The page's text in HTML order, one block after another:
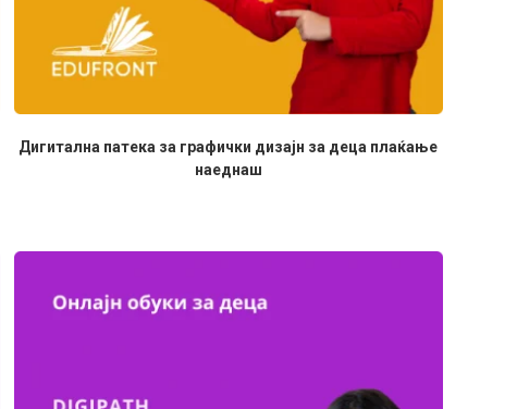
Дигитална патека за графички дизајн за деца плаќање
наеднаш